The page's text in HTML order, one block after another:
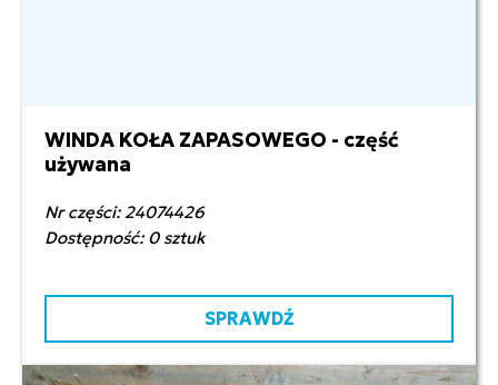
1 800,00 zł netto
WINDA KOŁA ZAPASOWEGO - część
używana
Nr części: 24074426
Dostępność: 0 sztuk
SPRAWDŹ